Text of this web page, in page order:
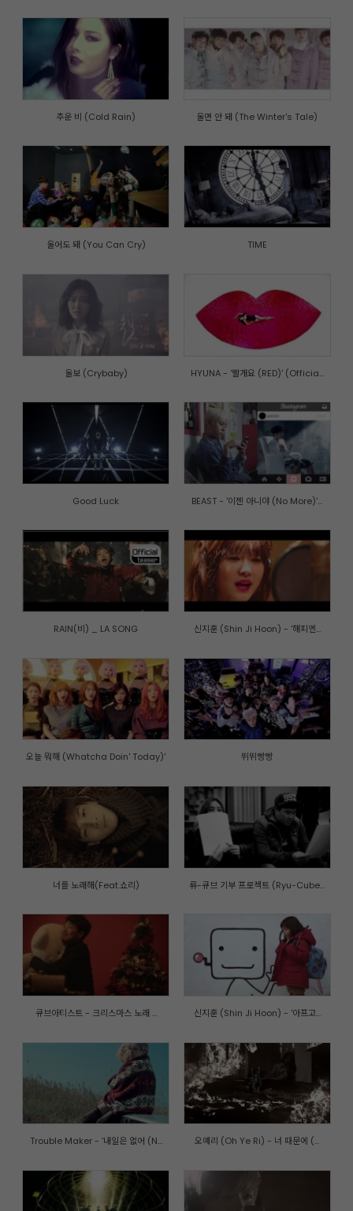
추운 비 (Cold Rain) 울면 안 돼 (The Winter's Tale)
울어도 돼 (You Can Cry) TIME
울보 (Crybaby) HYUNA - '빨개요 (RED)' (Officia...
Good Luck BEAST - '이젠 아니야 (No More)'...
RAIN(비) _ LA SONG 신지훈 (Shin Ji Hoon) - '해피엔...
오늘 뭐해 (Whatcha Doin' Today)' 뛰뛰빵빵
너를 노래해(Feat.쇼리) 류-큐브 기부 프로젝트 (Ryu-Cube...
큐브아티스트 - 크리스마스 노래 ... 신지훈 (Shin Ji Hoon) - '아프고...
Trouble Maker - '내일은 없어 (N... 오예리 (Oh Ye Ri) - 너 때문에 (...